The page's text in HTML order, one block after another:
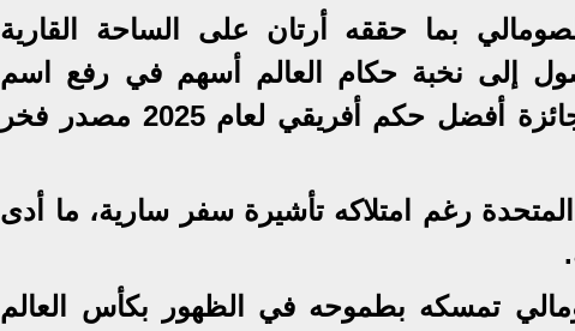
بما حققه أرتان على الساحة القارية
إلى نخبة حكام العالم أسهم في رفع اسم
الصومال رياضيا، كما اعتبر تتويجه بجائزة أفضل حكم أفريقي لعام 2025 مصدر فخر
رغم امتلاكه تأشيرة سفر سارية، ما أدى
تمسكه بطموحه في الظهور بكأس العالم